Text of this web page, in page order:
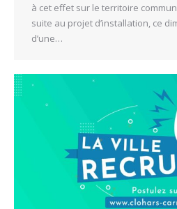
à cet effet sur le territoire
suite au projet d’installation, ce
d’une…